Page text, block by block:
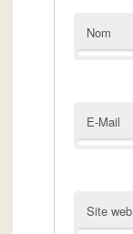
Nom
E-Mail
Site web